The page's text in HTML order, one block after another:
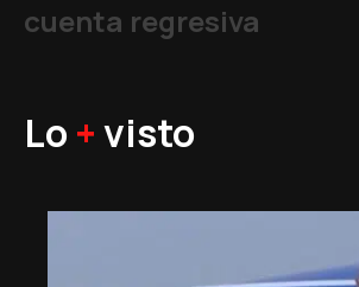
cuenta regresiva
Lo +visto